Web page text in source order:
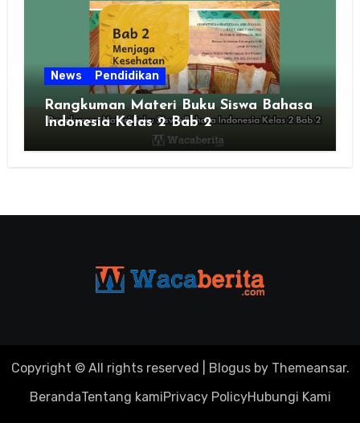
News Pendidikan
Rangkuman Materi Buku Siswa Bahasa
Indonesia Kelas 2 Bab 2
Copyright © All rights reserved Blogusby Themeansar.
BerandaTentang kamiPrivacy PolicyHubungi Kami